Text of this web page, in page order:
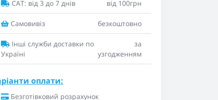
САТ: від 3 до 7 днів від 100грн
Самовивіз безкоштовно
Інші служби доставки по
Україні
за
узгодженням
оплати:
Безготівковий розрахунок